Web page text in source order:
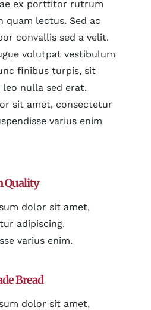
ex porttitor rutrum
quam lectus. Sed ac
convallis sed a velit.
volutpat vestibulum
finibus turpis, sit
nulla sed erat.
sit amet, consectetur
varius enim
Quality
dolor sit amet,
adipiscing.
varius enim.
Bread
dolor sit amet,